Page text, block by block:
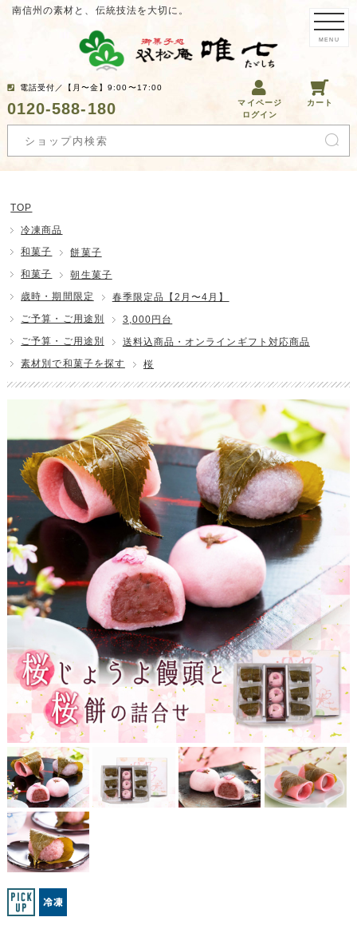
南信州の素材と、伝統技法を大切に。
電話受付／【月〜金】9:00〜17:00
0120-588-180
マイページ
ログイン
カート
MENU
TOP
冷凍商品
和菓子
餅菓子
和菓子
朝生菓子
歳時・期間限定
春季限定品【2月〜4月】
ご予算・ご用途別
3,000円台
ご予算・ご用途別
送料込商品・オンラインギフト対応商品
素材別で和菓子を探す
桜